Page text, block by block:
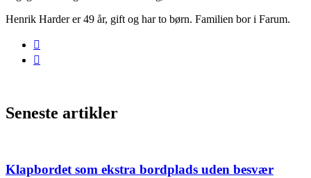
Henrik Harder er 49 år, gift og har to børn. Familien bor i Farum.
Seneste artikler
Klapbordet som ekstra bordplads uden besvær